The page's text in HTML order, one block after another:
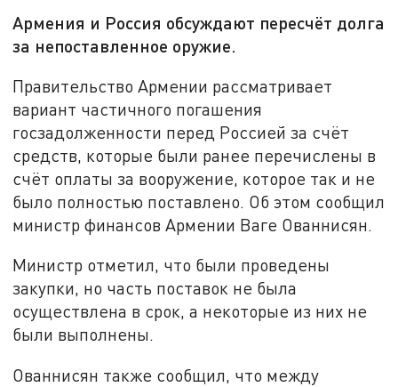
Армения и Россия обсуждают пересчёт долга
за непоставленное оружие.
Правительство Армении рассматривает
вариант частичного погашения
госзадолженности перед Россией за счёт
средств, которые были ранее перечислены в
счёт оплаты за вооружение, которое так и не
было полностью поставлено. Об этом сообщил
министр финансов Армении Ваге Ованнисян.
Министр отметил, что были проведены
закупки, но часть поставок не была
осуществлена в срок, а некоторые из них не
были выполнены.
Ованнисян также сообщил, что между